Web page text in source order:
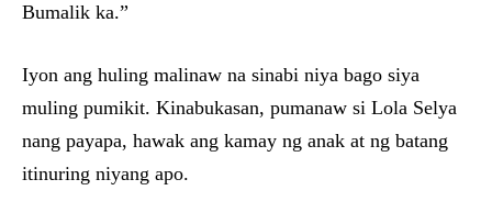
Bumalik ka.”
Iyon ang huling malinaw na sinabi niya bago siya
muling pumikit. Kinabukasan, pumanaw si Lola Selya
nang payapa, hawak ang kamay ng anak at ng batang
itinuring niyang apo.